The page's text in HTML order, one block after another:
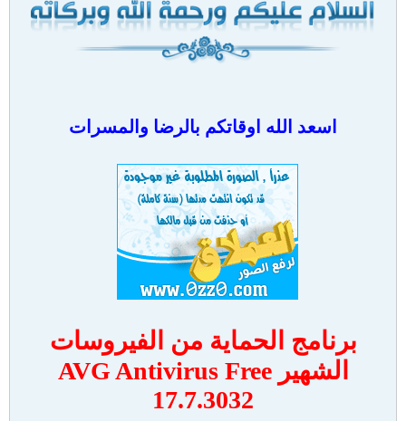
اسعد الله اوقاتكم بالرضا والمسرات
برنامج الحماية من الفيروسات
الشهير AVG Antivirus Free
17.7.3032